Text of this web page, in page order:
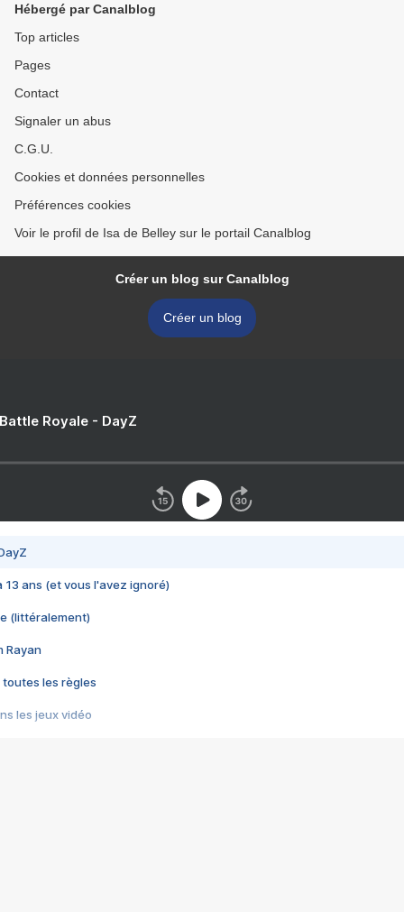
Hébergé par Canalblog
Top articles
Pages
Contact
Signaler un abus
C.G.U.
Cookies et données personnelles
Préférences cookies
Voir le profil de Isa de Belley sur le portail Canalblog
Créer un blog sur Canalblog
Créer un blog
Royale - DayZ
13 ans (et vous l'avez ignoré)
(littéralement)
Rayan
toutes les règles
les jeux vidéo